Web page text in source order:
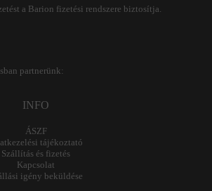
a Barion fizetési rendszere biztosítja.
partnerünk:
INFO
ÁSZF
tájékoztató
Szállítás és fizetés
Kapcsolat
igény beküldése